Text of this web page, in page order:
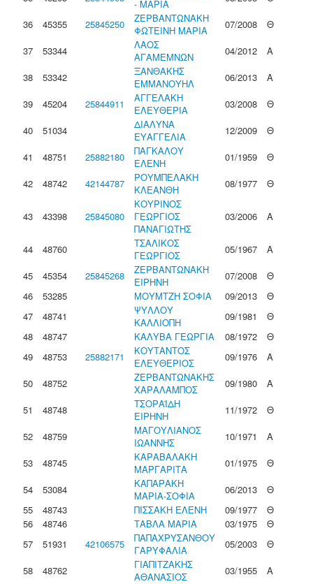
- ΜΑΡΙΑ
36
45355 25845250
ΖΕΡΒΑΝΤΩΝΑΚΗ
ΦΩΤΕΙΝΗ ΜΑΡΙΑ
07/2008
Θ
37
53344
ΛΑΟΣ
ΑΓΑΜΕΜΝΩΝ
04/2012
Α
38
53342
ΞΑΝΘΑΚΗΣ
ΕΜΜΑΝΟΥΗΛ
06/2013
Α
39
45204 25844911
ΑΓΓΕΛΑΚΗ
ΕΛΕΥΘΕΡΙΑ
03/2008
Θ
40
51034
ΔΙΑΛΥΝΑ
ΕΥΑΓΓΕΛΙΑ
12/2009
Θ
41
48751 25882180
ΠΑΓΚΑΛΟΥ
ΕΛΕΝΗ
01/1959
Θ
42
48742 42144787
ΡΟΥΜΠΕΛΑΚΗ
ΚΛΕΑΝΘΗ
08/1977 Θ
43 43398 25845080
ΚΟΥΡΙΝΟΣ
ΓΕΩΡΓΙΟΣ
ΠΑΝΑΓΙΩΤΗΣ
03/2006 Α
44 48760
ΤΣΑΛΙΚΟΣ
ΓΕΩΡΓΙΟΣ
05/1967
Α
45
45354 25845268
ΖΕΡΒΑΝΤΩΝΑΚΗ
ΕΙΡΗΝΗ
07/2008
Θ
46
53285 ΜΟΥΜΤΖΗ ΣΟΦΙΑ 09/2013
Θ
47
48741
ΨΥΛΛΟΥ
ΚΑΛΛΙΟΠΗ
09/1981
Θ
48
48747 ΚΑΛΥΒΑ ΓΕΩΡΓΙΑ 08/1972
Θ
49
48753 25882171
ΚΟΥΤΑΝΤΟΣ
ΕΛΕΥΘΕΡΙΟΣ
09/1976
Α
50
48752
ΖΕΡΒΑΝΤΩΝΑΚΗΣ
ΧΑΡΑΛΑΜΠΟΣ
09/1980
Α
51
48748
ΤΣΟΡΑΪΔΗ
ΕΙΡΗΝΗ
11/1972
Θ
52
48759
ΜΑΓΟΥΛΙΑΝΟΣ
ΙΩΑΝΝΗΣ
10/1971
Α
53
48745
ΚΑΡΑΒΑΛΑΚΗ
ΜΑΡΓΑΡΙΤΑ
01/1975
Θ
54
53084
ΚΑΠΑΡΑΚΗ
ΜΑΡΙΑ-ΣΟΦΙΑ
06/2013
Θ
55
48743 ΠΙΣΣΑΚΗ ΕΛΕΝΗ 09/1977
Θ
56
48746 ΤΑΒΛΑ ΜΑΡΙΑ 03/1975
Θ
57
51931 42106575
ΠΑΠΑΧΡΥΣΑΝΘΟΥ
ΓΑΡΥΦΑΛΙΑ
05/2003
Θ
58
48762
ΓΙΑΠΙΤΖΑΚΗΣ
ΑΘΑΝΑΣΙΟΣ
03/1955 Α